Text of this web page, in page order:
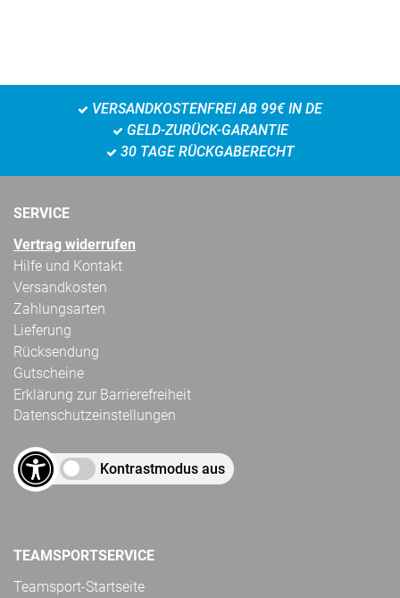
VERSANDKOSTENFREI AB 99€ IN DE
GELD-ZURÜCK-GARANTIE
30 TAGE RÜCKGABERECHT
SERVICE
Vertrag widerrufen
Hilfe und Kontakt
Versandkosten
Zahlungsarten
Lieferung
Rücksendung
Gutscheine
Erklärung zur Barrierefreiheit
Datenschutzeinstellungen
Kontrastmodus aus
TEAMSPORTSERVICE
Teamsport-Startseite